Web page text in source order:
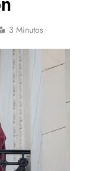
3 Minutos